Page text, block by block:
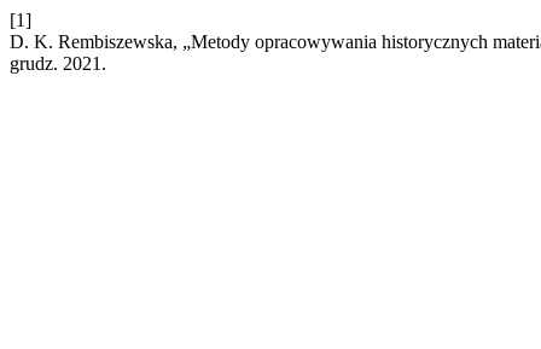
[1]
D. K. Rembiszewska, „Metody opracowywania historycznych
grudz. 2021.